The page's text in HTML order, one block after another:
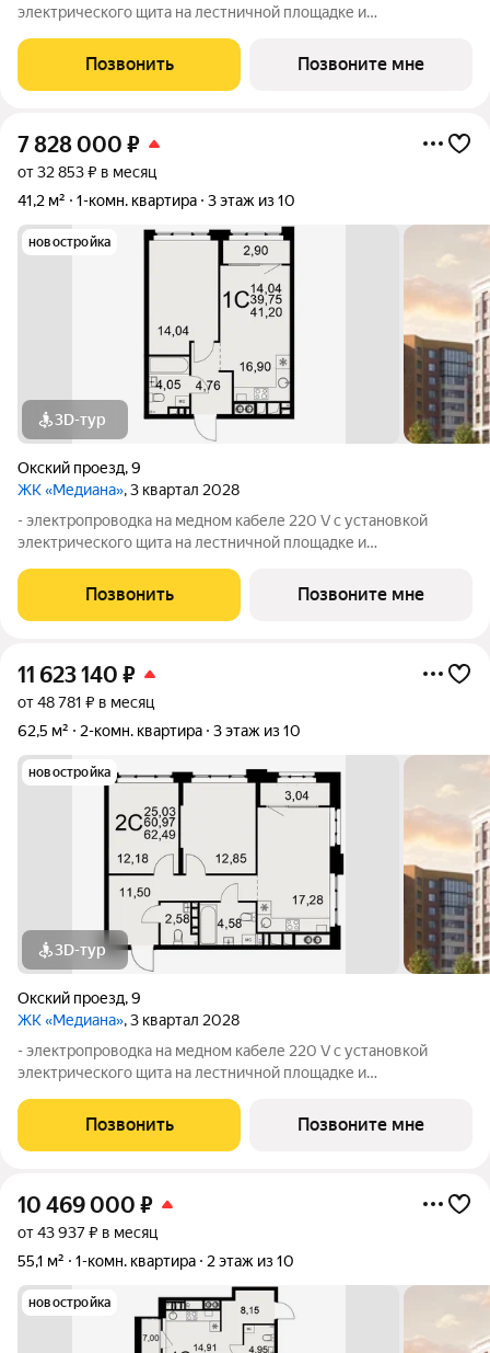
электрического щита на лестничной площадке и
стен, кроме стен лоджий, откосов дверных и оконных
проемов, ниш прохождения стояков
Позвонить Позвоните мне
7 828 000 ₽
от 32 853 ₽ в месяц
41,2 м²
1-комн. квартира 3 этаж из 10
новостройка
3D-тур
Окский проезд,9
ЖК «Медиана», 3 квартал 2028
- электропроводка на медном кабеле 220 V с установкой
электрического щита на лестничной площадке и
стен, кроме стен лоджий, откосов дверных и оконных
проемов, ниш прохождения стояков
Позвонить Позвоните мне
11 623 140 ₽
от 48 781 ₽ в месяц
62,5 м²
2-комн. квартира 3 этаж из 10
новостройка
3D-тур
Окский проезд,9
ЖК «Медиана», 3 квартал 2028
- электропроводка на медном кабеле 220 V с установкой
электрического щита на лестничной площадке и
стен, кроме стен лоджий, откосов дверных и оконных
проемов, ниш прохождения стояков
Позвонить Позвоните мне
10 469 000 ₽
от 43 937 ₽ в месяц
55,1 м²
1-комн. квартира 2 этаж из 10
новостройка